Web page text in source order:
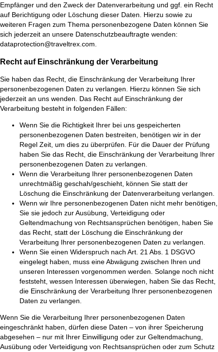
Empfänger und den Zweck der Datenverarbeitung und ggf. ein Recht
auf Berichtigung oder Löschung dieser Daten. Hierzu sowie zu
weiteren Fragen zum Thema personenbezogene Daten können Sie
sich jederzeit an unsere Datenschutzbeauftragte wenden:
dataprotection@traveltrex.com.
Recht auf Einschränkung der Verarbeitung
Sie haben das Recht, die Einschränkung der Verarbeitung Ihrer
personenbezogenen Daten zu verlangen. Hierzu können Sie sich
jederzeit an uns wenden. Das Recht auf Einschränkung der
Verarbeitung besteht in folgenden Fällen:
Wenn Sie die Richtigkeit Ihrer bei uns gespeicherten
personenbezogenen Daten bestreiten, benötigen wir in der
Regel Zeit, um dies zu überprüfen. Für die Dauer der Prüfung
haben Sie das Recht, die Einschränkung der Verarbeitung Ihrer
personenbezogenen Daten zu verlangen.
Wenn die Verarbeitung Ihrer personenbezogenen Daten
unrechtmäßig geschah/geschieht, können Sie statt der
Löschung die Einschränkung der Datenverarbeitung verlangen.
Wenn wir Ihre personenbezogenen Daten nicht mehr benötigen,
Sie sie jedoch zur Ausübung, Verteidigung oder
Geltendmachung von Rechtsansprüchen benötigen, haben Sie
das Recht, statt der Löschung die Einschränkung der
Verarbeitung Ihrer personenbezogenen Daten zu verlangen.
Wenn Sie einen Widerspruch nach Art. 21 Abs. 1 DSGVO
eingelegt haben, muss eine Abwägung zwischen Ihren und
unseren Interessen vorgenommen werden. Solange noch nicht
feststeht, wessen Interessen überwiegen, haben Sie das Recht,
die Einschränkung der Verarbeitung Ihrer personenbezogenen
Daten zu verlangen.
Wenn Sie die Verarbeitung Ihrer personenbezogenen Daten
eingeschränkt haben, dürfen diese Daten – von ihrer Speicherung
abgesehen – nur mit Ihrer Einwilligung oder zur Geltendmachung,
Ausübung oder Verteidigung von Rechtsansprüchen oder zum Schutz